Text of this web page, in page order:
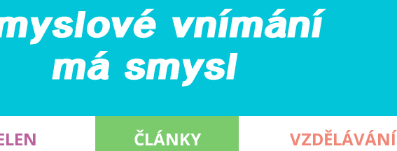
ČLÁNKY VZDĚLÁVÁNÍ